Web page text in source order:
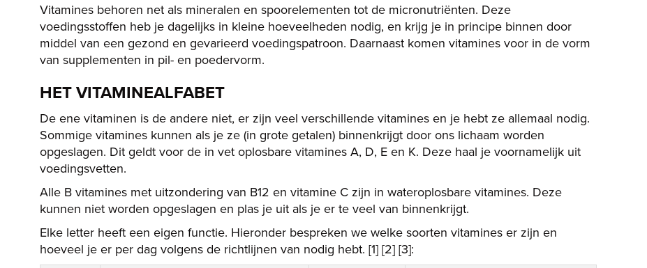
Vitamines behoren net als mineralen en spoorelementen tot de micronutriënten. Deze
voedingsstoffen heb je dagelijks in kleine hoeveelheden nodig, en krijg je in principe binnen door
middel van een gezond en gevarieerd voedingspatroon. Daarnaast komen vitamines voor in de vorm
van supplementen in pil- en poedervorm.
HET VITAMINEALFABET
De ene vitaminen is de andere niet, er zijn veel verschillende vitamines en je hebt ze allemaal nodig.
Sommige vitamines kunnen als je ze (in grote getalen) binnenkrijgt door ons lichaam worden
opgeslagen. Dit geldt voor de in vet oplosbare vitamines A, D, E en K. Deze haal je voornamelijk uit
voedingsvetten.
Alle B vitamines met uitzondering van B12 en vitamine C zijn in wateroplosbare vitamines. Deze
kunnen niet worden opgeslagen en plas je uit als je er te veel van binnenkrijgt.
Elke letter heeft een eigen functie. Hieronder bespreken we welke soorten vitamines er zijn en
hoeveel je er per dag volgens de richtlijnen van nodig hebt. [1] [2] [3]: